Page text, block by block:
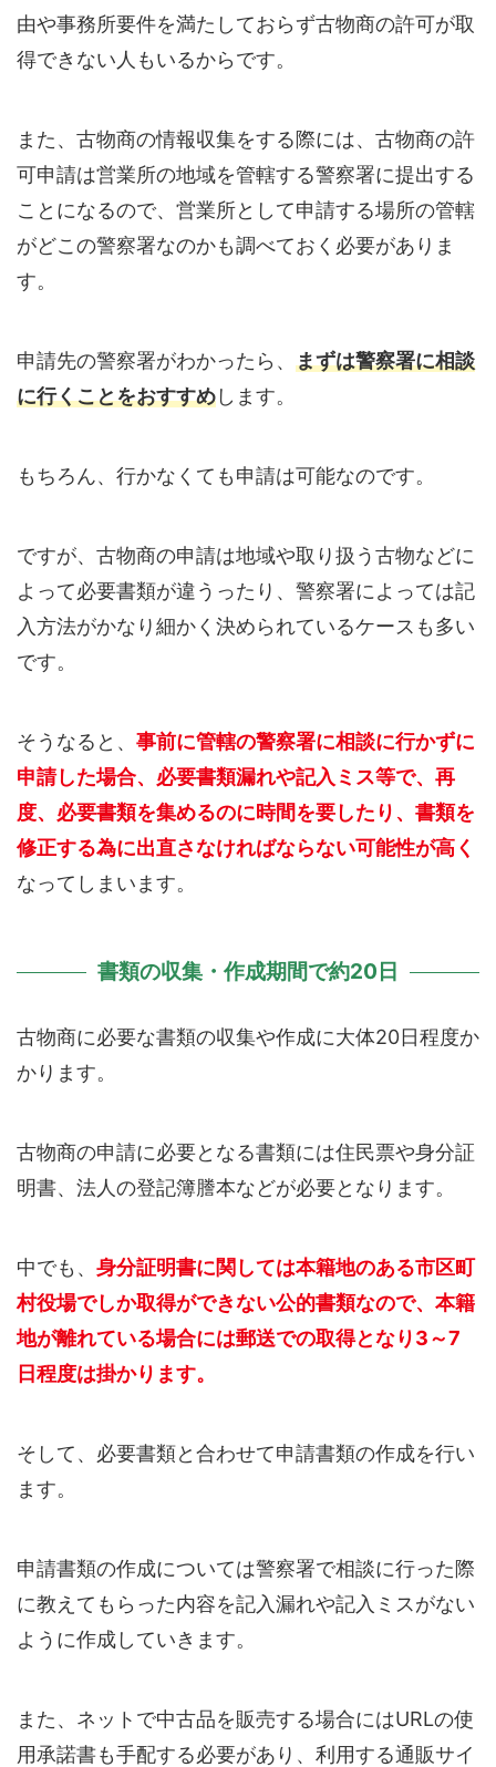
由や事務所要件を満たしておらず古物商の許可が取
得できない人もいるからです。
また、古物商の情報収集をする際には、古物商の許
可申請は営業所の地域を管轄する警察署に提出する
ことになるので、営業所として申請する場所の管轄
がどこの警察署なのかも調べておく必要がありま
す。
申請先の警察署がわかったら、 まずは警察署に相談
に行くことをおすすめします。
もちろん、行かなくても申請は可能なのです。
ですが、古物商の申請は地域や取り扱う古物などに
よって必要書類が違うったり、警察署によっては記
入方法がかなり細かく決められているケースも多い
です。
そうなると、 事前に管轄の警察署に相談に行かずに
申請した場合、必要書類漏れや記入ミス等で、再
度、必要書類を集めるのに時間を要したり、書類を
修正する為に出直さなければならない可能性が高く
なってしまいます。
書類の収集・作成期間で約20日
古物商に必要な書類の収集や作成に大体20日程度か
かります。
古物商の申請に必要となる書類には住民票や身分証
明書、法人の登記簿謄本などが必要となります。
中でも、 身分証明書に関しては本籍地のある市区町
村役場でしか取得ができない公的書類なので、本籍
地が離れている場合には郵送での取得となり3～7
日程度は掛かります。
そして、必要書類と合わせて申請書類の作成を行い
ます。
申請書類の作成については警察署で相談に行った際
に教えてもらった内容を記入漏れや記入ミスがない
ように作成していきます。
また、ネットで中古品を販売する場合にはURLの使
用承諾書も手配する必要があり、利用する通販サイ